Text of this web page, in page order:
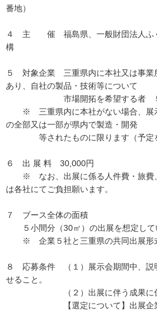
番地）
４ 主 催 福島県、一般財団法人ふく
構
５ 対象企業 三重県内に本社又は事業
あり、自社の製品・技術等について
市場開拓を希望する者
※ 三重県内に本社がない場合、展示
の全部又は一部が県内で製造・開発
等されたものに限ります（予定を
６ 出 展 料 30,000円
※ なお、出展に係る人件費・旅費
は各社にてご負担願います。
７ ブース全体の面積
５小間分（30㎡）の出展を想定して
※ 企業５社と三重県の共同出展形式
８ 応募条件 （１）展示会期間中、説
せること。
（２）出展に伴う成果に係る
【選定について】出展企業は